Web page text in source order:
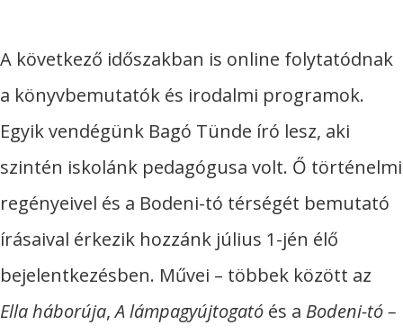
A következő időszakban is online folytatódnak
a könyvbemutatók és irodalmi programok.
Egyik vendégünk Bagó Tünde író lesz, aki
szintén iskolánk pedagógusa volt. Ő történelmi
regényeivel és a Bodeni-tó térségét bemutató
írásaival érkezik hozzánk július 1-jén élő
bejelentkezésben. Művei – többek között az
Ella háborúja,A lámpagyújtogató és a Bodeni-tó –